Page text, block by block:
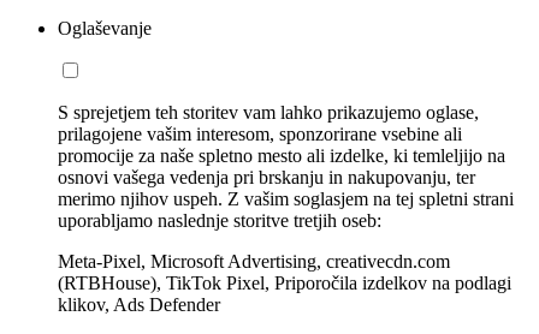
Oglaševanje
S sprejetjem teh storitev vam lahko prikazujemo oglase,
prilagojene vašim interesom, sponzorirane vsebine ali
promocije za naše spletno mesto ali izdelke, ki temleljijo na
osnovi vašega vedenja pri brskanju in nakupovanju, ter
merimo njihov uspeh. Z vašim soglasjem na tej spletni strani
uporabljamo naslednje storitve tretjih oseb:
Meta-Pixel, Microsoft Advertising, creativecdn.com
(RTBHouse), TikTok Pixel, Priporočila izdelkov na podlagi
klikov, Ads Defender